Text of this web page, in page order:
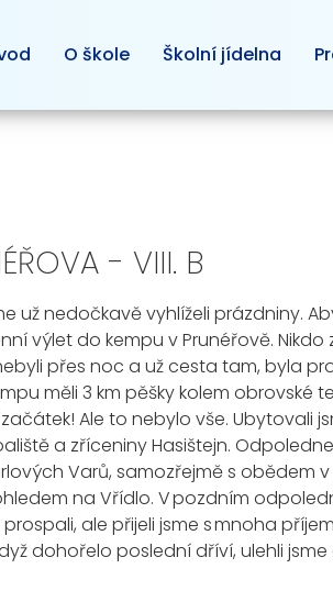
O škole Školní jídelna
- VIII. B
užnedočkavěvyhlíželi prázdniny.
výlet do kempu vPrunéřově. Nikdo
přes noc a užcesta tam, byla
měli 3 km pěškykolem obrovské
začátek! Ale to nebylo vše. Ubytovali
a zříceninyHasištejn.
Varů, samozřejmě s obědem v
na Vřídlo. V pozdním
, ale přijeli jsme s mnoha
dohořelo poslední dříví, ulehli jsme